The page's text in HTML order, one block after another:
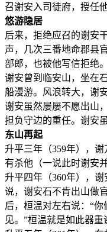
召谢安入司徒府，授任
悠游隐居
后来，拒绝应召的谢安
声，几次三番地命郡县
部郎，也被他写信拒绝
谢安曾到临安山，坐在
船漫游。风浪转大，谢
谢安虽然屡屡不愿出山
担负守边的重任。谢安
东山再起
升平三年（359年），
有杀他（一说此时谢安
升平四年（360年），
说，谢安石不肯出山做
后，桓温对左右说：“
见。”桓温就是如此器重